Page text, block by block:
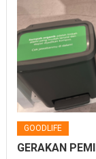
GOODLIFE
GERAKAN